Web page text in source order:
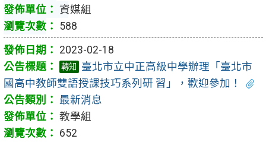
資媒組
588
2023-02-18
轉知
臺北市立中正高級中學辦理「臺北市
國高中教師雙語授課技巧系列研 習」，歡迎參加！
最新消息
教學組
652